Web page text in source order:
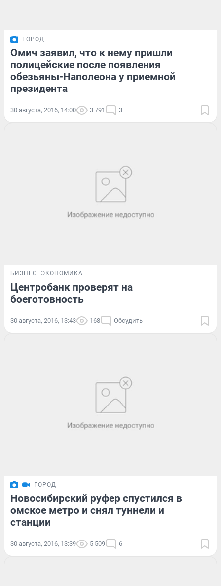
ГОРОД
Омич заявил, что к нему пришли
полицейские после появления
обезьяны-Наполеона у приемной
президента
30 августа, 2016, 14:00 3 791 3
БИЗНЕС ЭКОНОМИКА
Центробанк проверят на
боеготовность
30 августа, 2016, 13:43 168 Обсудить
ГОРОД
Новосибирский руфер спустился в
омское метро и снял туннели и
станции
30 августа, 2016, 13:39 5 509 6